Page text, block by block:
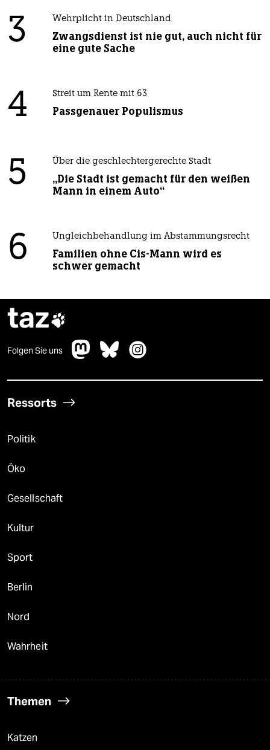
3 Wehrplicht in Deutschland
Zwangsdienst ist nie gut, auch nicht für
eine gute Sache
4 Streit um Rente mit 63
Passgenauer Populismus
5 Über die geschlechtergerechte Stadt
„Die Stadt ist gemacht für den weißen
Mann in einem Auto“
6 Ungleichbehandlung im Abstammungsrecht
Familien ohne Cis-Mann wird es
schwer gemacht
taz
Folgen Sie uns
Ressorts
Politik
Öko
Gesellschaft
Kultur
Sport
Berlin
Nord
Wahrheit
Themen
Katzen